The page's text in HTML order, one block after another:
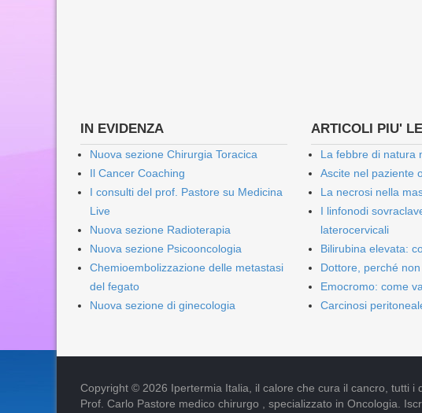
IN EVIDENZA
Nuova sezione Chirurgia Toracica
Il Cancer Coaching
I consulti del prof. Pastore su Medicina
Live
Nuova sezione Radioterapia
Nuova sezione Psicooncologia
Chemioembolizzazione delle metastasi
del fegato
Nuova sezione di ginecologia
ARTICOLI PIU'
La febbre di natura
Ascite nel paziente
La necrosi nella
I linfonodi
laterocervicali
Bilirubina elevata:
Dottore, perché
Emocromo: come
Carcinosi
Copyright © 2026 Ipertermia Italia, il calore che cura il cancro, tutti i
Prof. Carlo Pastore medico chirurgo , specializzato in Oncologia.